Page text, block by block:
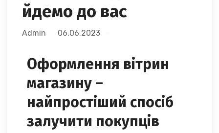
йдемо до вас
Admin 06.06.2023
Оформлення вітрин
магазину –
найпростіший спосіб
залучити покупців